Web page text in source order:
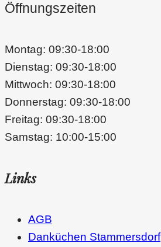
Öffnungszeiten
Montag: 09:30-18:00
Dienstag: 09:30-18:00
Mittwoch: 09:30-18:00
Donnerstag: 09:30-18:00
Freitag: 09:30-18:00
Samstag: 10:00-15:00
Links
AGB
Danküchen Stammersdorf